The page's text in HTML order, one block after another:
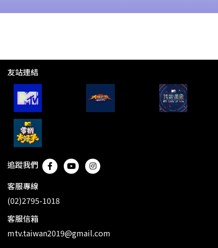
友站連結
追蹤我們
客服專線
(02)2795-1018
客服信箱
mtv.taiwan2019@gmail.com